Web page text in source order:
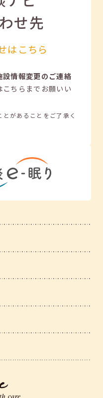
せ先
はこちら
設情報変更のご連絡
ちらまでお願いい
があることをご了承く